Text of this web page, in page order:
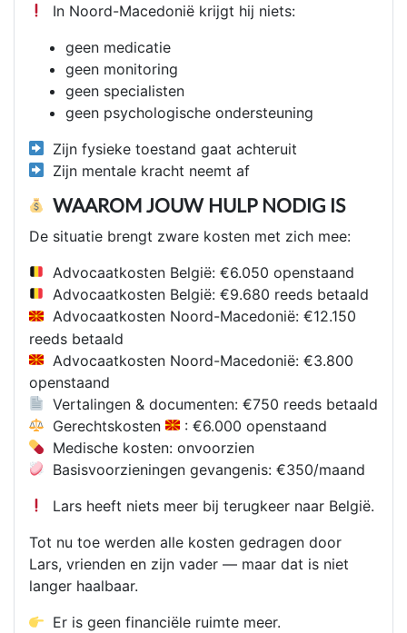
In Noord-Macedonië krijgt hij niets:
geen medicatie
geen monitoring
geen specialisten
geen psychologische ondersteuning
Zijn fysieke toestand gaat achteruit
Zijn mentale kracht neemt af
WAAROM JOUW HULP NODIG IS
De situatie brengt zware kosten met zich mee:
Advocaatkosten België: €6.050 openstaand
Advocaatkosten België: €9.680 reeds betaald
Advocaatkosten Noord-Macedonië: €12.150
reeds betaald
Advocaatkosten Noord-Macedonië: €3.800
openstaand
Vertalingen & documenten: €750 reeds betaald
Gerechtskosten
: €6.000 openstaand
Medische kosten: onvoorzien
Basisvoorzieningen gevangenis: €350/maand
Lars heeft niets meer bij terugkeer naar België.
Tot nu toe werden alle kosten gedragen door
Lars, vrienden en zijn vader — maar dat is niet
langer haalbaar.
Er is geen financiële ruimte meer.